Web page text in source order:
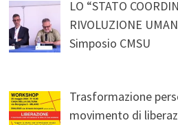
LO “STATO
RIVOLUZIONE
Simposio CMSU
Trasformazione
movimento di